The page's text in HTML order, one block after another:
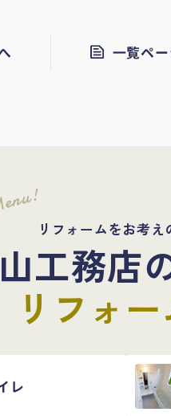
一覧ペ
リフォームをお考え
工務店
リフォ
レ